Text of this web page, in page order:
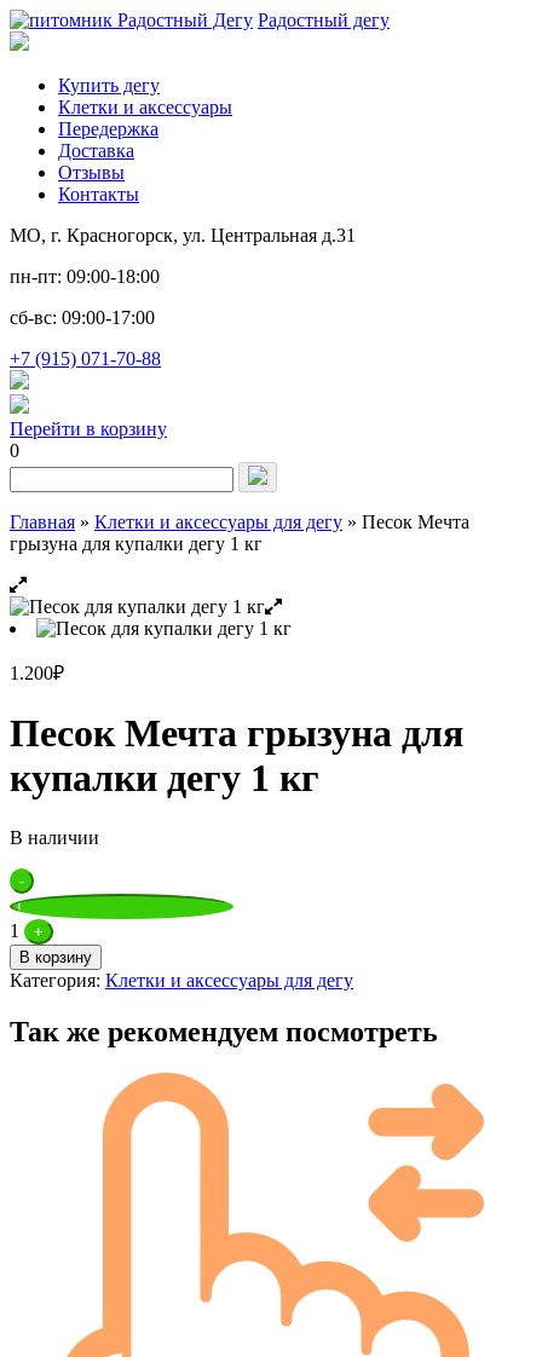
Радостный дегу
Купить дегу
Клетки и аксессуары
Передержка
Доставка
Отзывы
Контакты
МО, г. Красногорск, ул. Центральная д.31
пн-пт: 09:00-18:00
сб-вс: 09:00-17:00
+7 (915) 071-70-88
Перейти в корзину
0
Запрос
для
поиска:
Главная » Клетки и аксессуары для дегу » Песок Мечта
грызуна для купалки дегу 1 кг
1.200₽
Песок Мечта грызуна для
купалки дегу 1 кг
В наличии
Quantity
-
1
+
В корзину
Категория: Клетки и аксессуары для дегу
Так же рекомендуем посмотреть